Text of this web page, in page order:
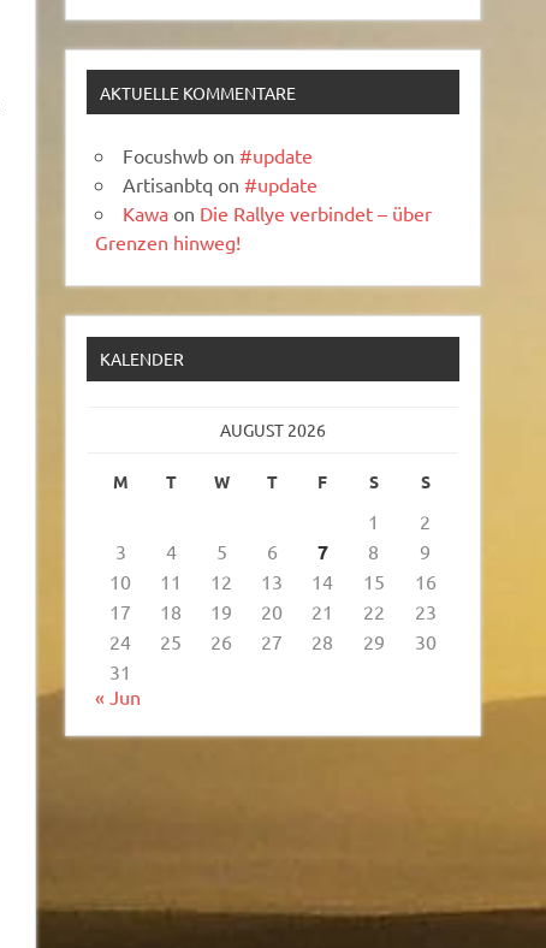
AKTUELLE KOMMENTARE
Focushwb on#update
Artisanbtq on#update
Kawa on Die Rallye verbindet – über
Grenzen hinweg!
KALENDER
AUGUST 2026
M T W T F S S
1
2
3
4 5 6 7 8
9
10
11 12 13 14 15
16
17
18 19 20 21 22
23
24
25 26 27 28 29
30
31
« Jun